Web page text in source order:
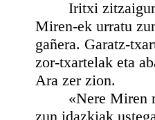
Iritxi zitzaigun
Miren-ek urratu
gañera. Garatz-
zor-txartelak eta
Ara zer zion.
«Nere Miren
zun idazkiak